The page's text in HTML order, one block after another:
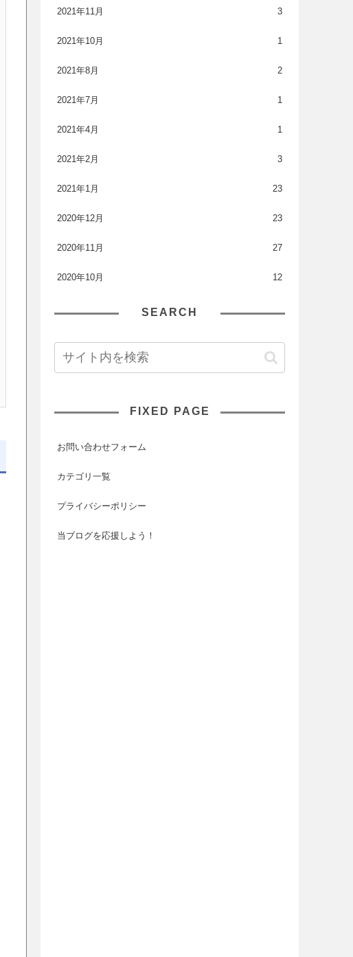
2021年11月 3
2021年10月 1
2021年8月 2
2021年7月 1
2021年4月 1
2021年2月 3
2021年1月 23
2020年12月 23
2020年11月 27
2020年10月 12
SEARCH
FIXED PAGE
お問い合わせフォーム
カテゴリ一覧
プライバシーポリシー
当ブログを応援しよう！